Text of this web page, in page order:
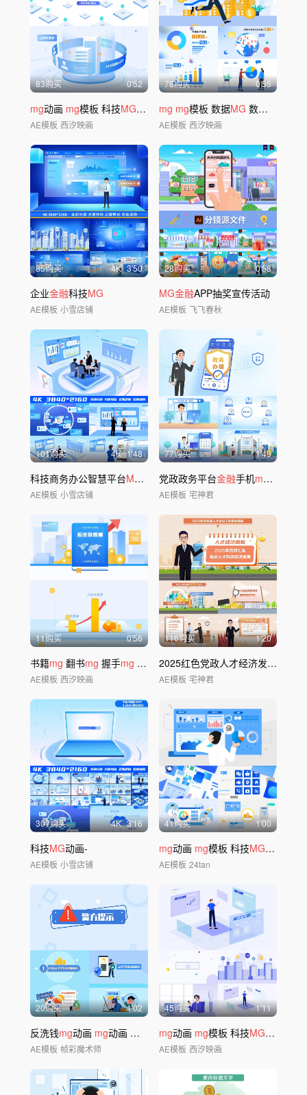
83购买 0'52
mg动画 mg模板 科技MG 金融mg
AE模板 西汐映画
78购买 0'55
mg mg模板 数据MG 数据图表
AE模板 西汐映画
85购买 4K 3'50
企业金融科技MG
AE模板 小雪店铺
28购买 0'58
MG金融APP抽奖宣传活动
AE模板 飞飞春秋
101购买 4K 1'48
科技商务办公智慧平台MG 动画
AE模板 小雪店铺
77购买 1'49
党政政务平台金融手机mg 动画
AE模板 宅神君
11购买 0'56
书籍mg 翻书mg 握手mg mg
AE模板 西汐映画
116购买 1'20
2025红色党政人才经济发展
AE模板 宅神君
307购买 4K 3'16
科技MG动画-
AE模板 小雪店铺
41购买 1'00
mg动画 mg模板 科技MG 金融mg
AE模板 24tan
20购买 1'02
反洗钱mg动画 mg动画 防诈骗 mg动画
AE模板 帧彩魔术师
45购买 1'11
mg动画 mg模板 科技MG 金融mg
AE模板 西汐映画